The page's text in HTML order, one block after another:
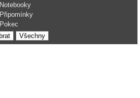
Notebooky
Připomínky
Pokec